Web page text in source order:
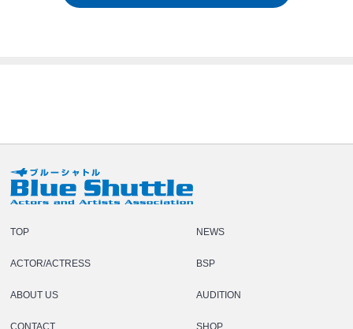
TOP NEWS
ACTOR/ACTRESS BSP
ABOUT US AUDITION